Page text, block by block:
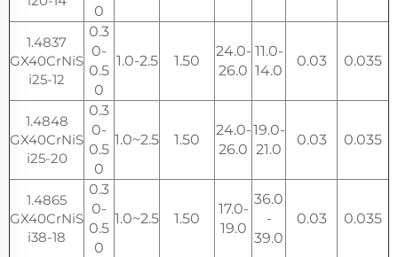
0
1.4837
GX40CrNiS
i25-12
0.3
0-
0.5
0
1.0-2.5 1.50
24.0-
26.0
11.0-
14.0
0.03 0.035
1.4848
GX40CrNiS
i25-20
0.3
0-
0.5
0
1.0~2.5 1.50
24.0-
26.0
19.0-
21.0
0.03 0.035
1.4865
GX40CrNiS
i38-18
0.3
0-
0.5
0
1.0~2.5 1.50
17.0-
19.0
36.0
-
39.0
0.03 0.035